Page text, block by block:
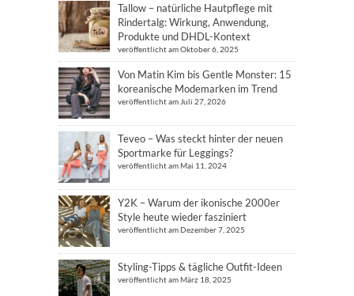
Tallow – natürliche Hautpflege mit
Rindertalg: Wirkung, Anwendung,
Produkte und DHDL-Kontext
veröffentlicht am Oktober 6, 2025
Von Matin Kim bis Gentle Monster: 15
koreanische Modemarken im Trend
veröffentlicht am Juli 27, 2026
Teveo – Was steckt hinter der neuen
Sportmarke für Leggings?
veröffentlicht am Mai 11, 2024
Y2K – Warum der ikonische 2000er
Style heute wieder fasziniert
veröffentlicht am Dezember 7, 2025
Styling-Tipps & tägliche Outfit-Ideen
veröffentlicht am März 18, 2025